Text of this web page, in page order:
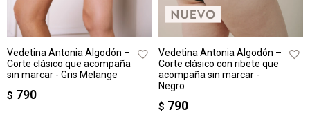
Vedetina Antonia Algodón –
Corte clásico que acompaña
sin marcar - Gris Melange
$ 790
Vedetina Antonia Algodón –
Corte clásico con ribete que
acompaña sin marcar -
Negro
$ 790